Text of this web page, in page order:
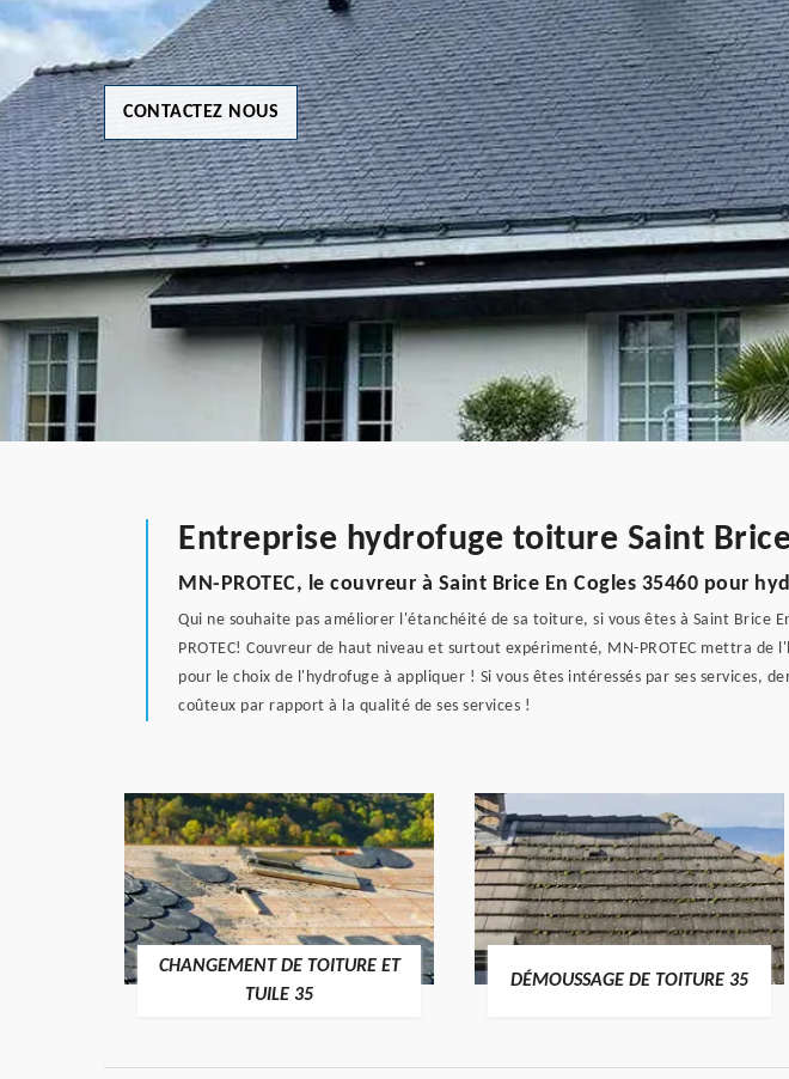
CONTACTEZ NOUS
Entreprise hydrofuge toiture Saint
MN-PROTEC, le couvreur à Saint Brice En Cogles 35460 pour
Qui ne souhaite pas améliorer l'étanchéité de sa toiture, si vous êtes à Saint
PROTEC! Couvreur de haut niveau et surtout expérimenté, MN-PROTEC mettra
pour le choix de l'hydrofuge à appliquer ! Si vous êtes intéressés par ses services,
coûteux par rapport à la qualité de ses services !
CHANGEMENT DE TOITURE ET
TUILE 35
DÉMOUSSAGE DE TOITURE 35